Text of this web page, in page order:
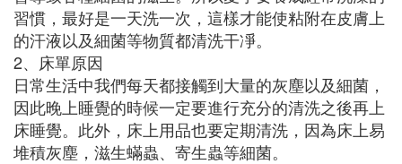
習慣，最好是一天洗一次，這樣才能使粘附在皮膚上
的汗液以及細菌等物質都清洗干凈。
2、床單原因
日常生活中我們每天都接觸到大量的灰塵以及細菌，
因此晚上睡覺的時候一定要進行充分的清洗之後再上
床睡覺。此外，床上用品也要定期清洗，因為床上易
堆積灰塵，滋生蟎蟲、寄生蟲等細菌。